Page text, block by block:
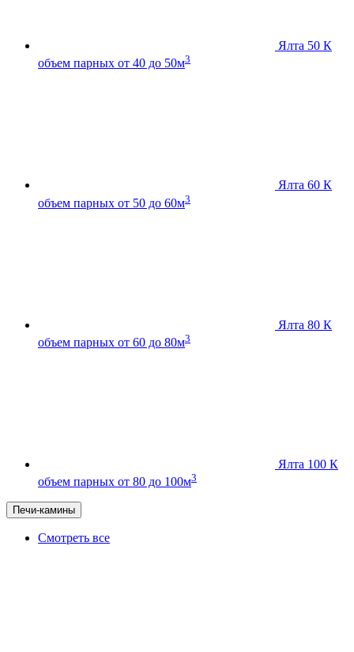
Ялта 50 К
объем парных от 40 до 50м3
Ялта 60 К
объем парных от 50 до 60м3
Ялта 80 К
объем парных от 60 до 80м3
Ялта 100 К
объем парных от 80 до 100м3
Печи-камины
Смотреть все